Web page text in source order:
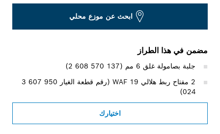
ابحث عن موزع محلي
مضمن في هذا الطراز
جلبة بصامولة غلق 6 مم (‎2 608 570 137)
2 مفتاح ربط هلالي WAF 19‏ (رقم قطعة الغيار ‎3 607 950
024)
اختيارك